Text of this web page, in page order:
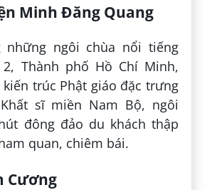
Minh Đăng Quang
những ngôi chùa nổi tiếng
Thành phố Hồ Chí Minh,
trúc Phật giáo đặc trưng
sĩ miền Nam Bộ, ngôi
đông đảo du khách thập
quan, chiêm bái.
Cương